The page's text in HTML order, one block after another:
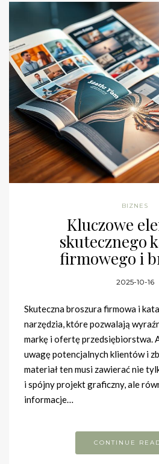
BIZNES
Kluczowe
skutecznego
firmowego i
2025-10-16
Skuteczna broszura firmowa i
narzędzia, które pozwalają
markę i ofertę przedsiębiorstwa.
uwagę potencjalnych klientów i
materiał ten musi zawierać nie
i spójny projekt graficzny, ale
informacje…
CONTINUE